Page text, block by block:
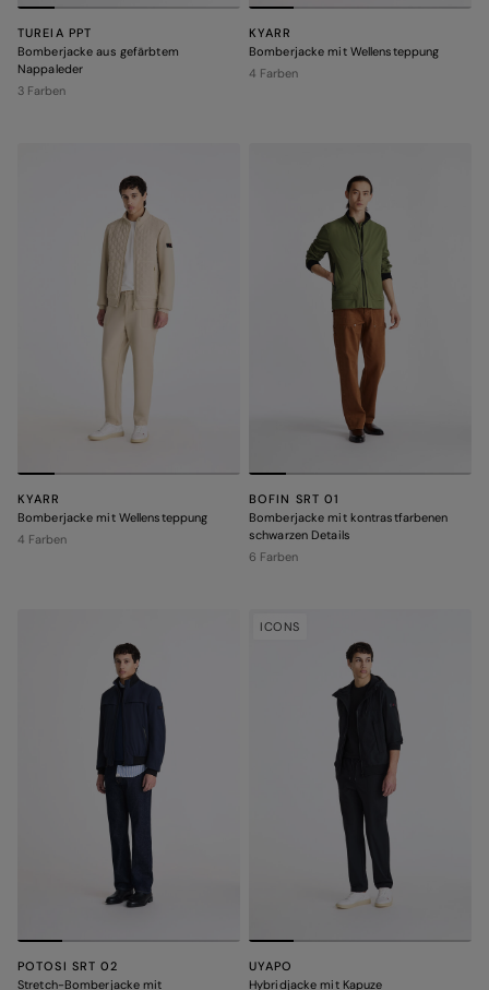
TUREIA PPT
Bomberjacke aus gefärbtem
Nappaleder
3 Farben
KYARR
Bomberjacke mit Wellensteppung
4 Farben
KYARR
Bomberjacke mit Wellensteppung
4 Farben
BOFIN SRT 01
Bomberjacke mit kontrastfarbenen
schwarzen Details
6 Farben
POTOSI SRT 02
Stretch-Bomberjacke mit
ICONS
UYAPO
Hybridjacke mit Kapuze